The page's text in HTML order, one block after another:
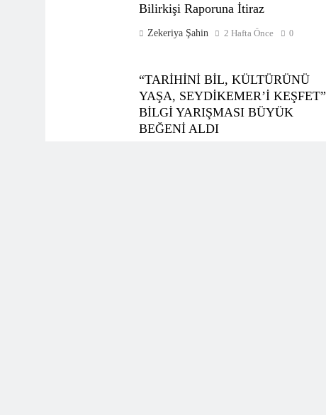
Bilirkişi Raporuna İtiraz
Zekeriya Şahin 2 Hafta Önce 0
“TARİHİNİ BİL, KÜLTÜRÜNÜ
YAŞA, SEYDİKEMER’İ KEŞFET”
BİLGİ YARIŞMASI BÜYÜK
BEĞENİ ALDI